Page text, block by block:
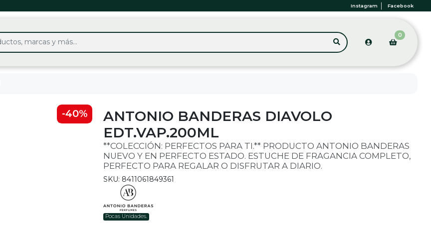
Instagram Facebook
0
-40%
ANTONIO BANDERAS DIAVOLO
EDT.VAP.200ML
**COLECCIÓN: PERFECTOS PARA TI.** PRODUCTO ANTONIO BANDERAS
NUEVO Y EN PERFECTO ESTADO. ESTUCHE DE FRAGANCIA COMPLETO,
PERFECTO PARA REGALAR O DISFRUTAR A DIARIO.
SKU: 8411061849361
Pocas Unidades.